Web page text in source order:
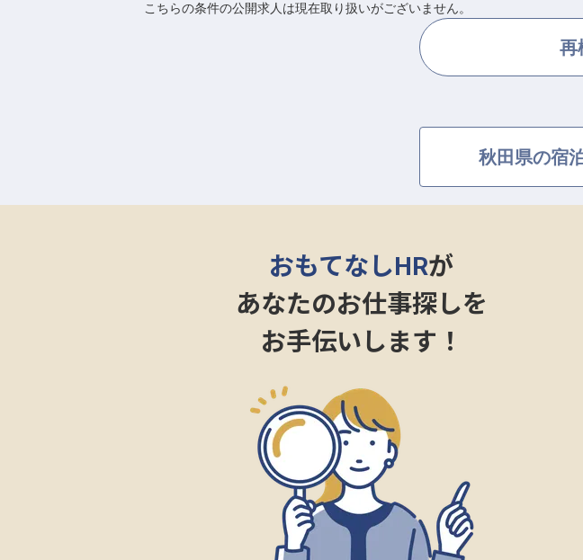
こちらの条件の公開求人は現在取り扱いがございません。
再
秋田県の宿
おもてなしHRが
あなたのお仕事探しを
お手伝いします！